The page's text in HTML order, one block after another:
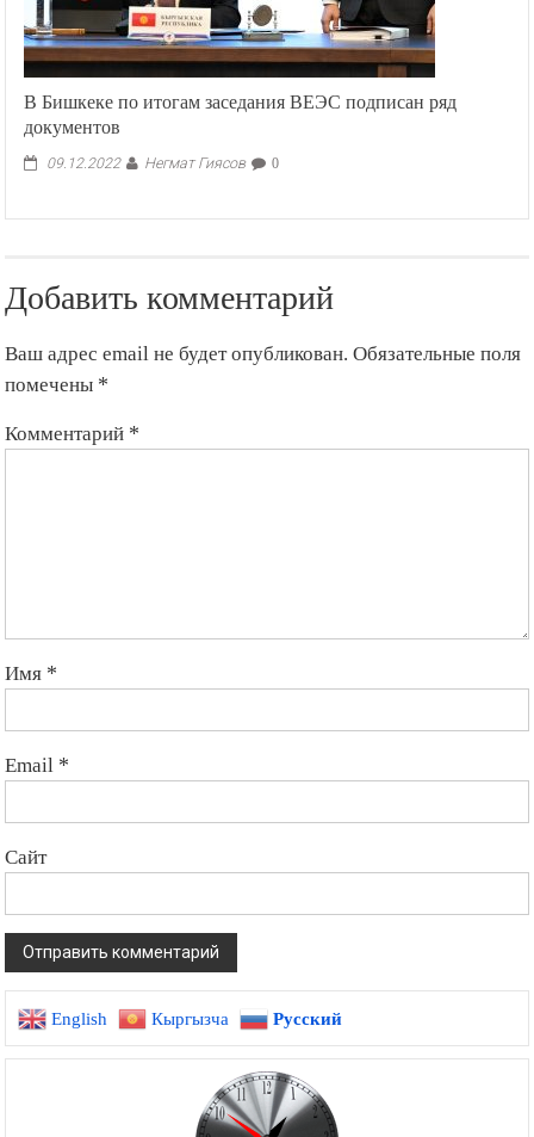
В Бишкеке по итогам заседания ВЕЭС подписан ряд
документов
09.12.2022 Негмат Гиясов 0
Добавить комментарий
Ваш адрес email не будет опубликован. Обязательные поля
помечены *
Комментарий *
Имя *
Email *
Сайт
English Кыргызча Русский